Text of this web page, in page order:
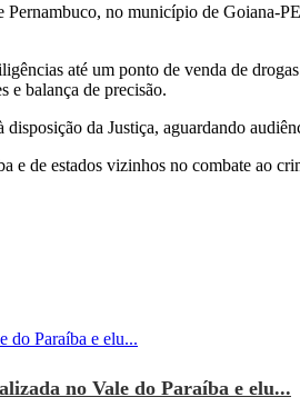
no município de Goiana-
até um ponto de venda de
e balança de precisão.
da Justiça, aguardando
e de estados vizinhos no combate ao
no Vale do Paraíba e elu...